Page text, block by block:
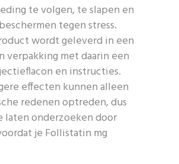
te volgen, te slapen en
tegen stress.
wordt geleverd in een
verpakking met daarin een
en instructies.
effecten kunnen alleen
redenen optreden, dus
laten onderzoeken door
je Follistatin mg